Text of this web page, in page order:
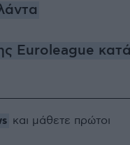
Euroleague
και μάθετε πρώτοι